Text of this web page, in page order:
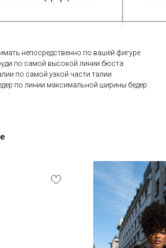
непосредственно по вашей фигуре
по самой высокой линии бюста
по самой узкой части талии
по линии максимальной ширины бедер